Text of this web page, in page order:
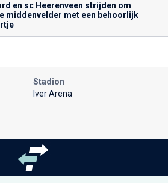
en sc Heerenveen strijden om
middenvelder met een behoorlijk
Stadion
Iver Arena